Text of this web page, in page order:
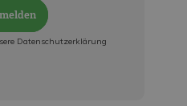
Datenschutzerklärung